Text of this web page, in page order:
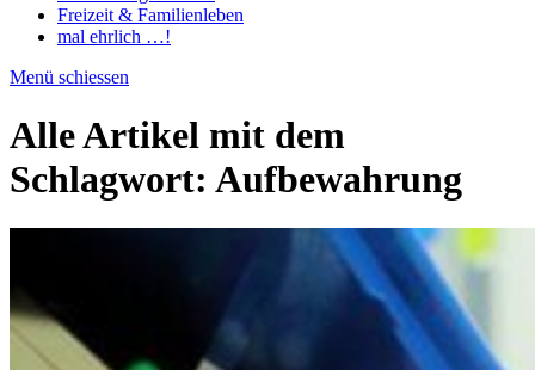
Freizeit & Familienleben
mal ehrlich …!
Menü schiessen
Alle Artikel mit dem
Schlagwort: Aufbewahrung